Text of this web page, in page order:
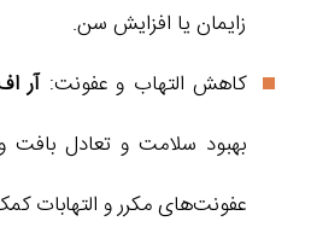
زایمان یا افزایش سن.
کاهش التهاب و عفونت:آر
بهبود سلامت و تعادل بافت
عفونت‌های مکرر و التهابات